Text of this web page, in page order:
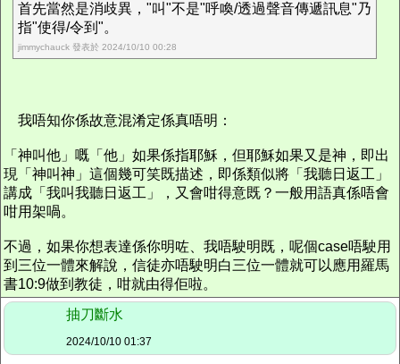
首先當然是消歧異，"叫"不是"呼喚/透過聲音傳遞訊息"乃
指"使得/令到"。
jimmychauck 發表於 2024/10/10 00:28
我唔知你係故意混淆定係真唔明：
「神叫他」嘅「他」如果係指耶穌，但耶穌如果又是神，即出
現「神叫神」這個幾可笑既描述，即係類似將「我聽日返工」
講成「我叫我聽日返工」，又會咁得意既？一般用語真係唔會
咁用架喎。
不過，如果你想表達係你明咗、我唔駛明既，呢個case唔駛用
到三位一體來解說，信徒亦唔駛明白三位一體就可以應用羅馬
書10:9做到教徒，咁就由得佢啦。
抽刀斷水
2024/10/10 01:37